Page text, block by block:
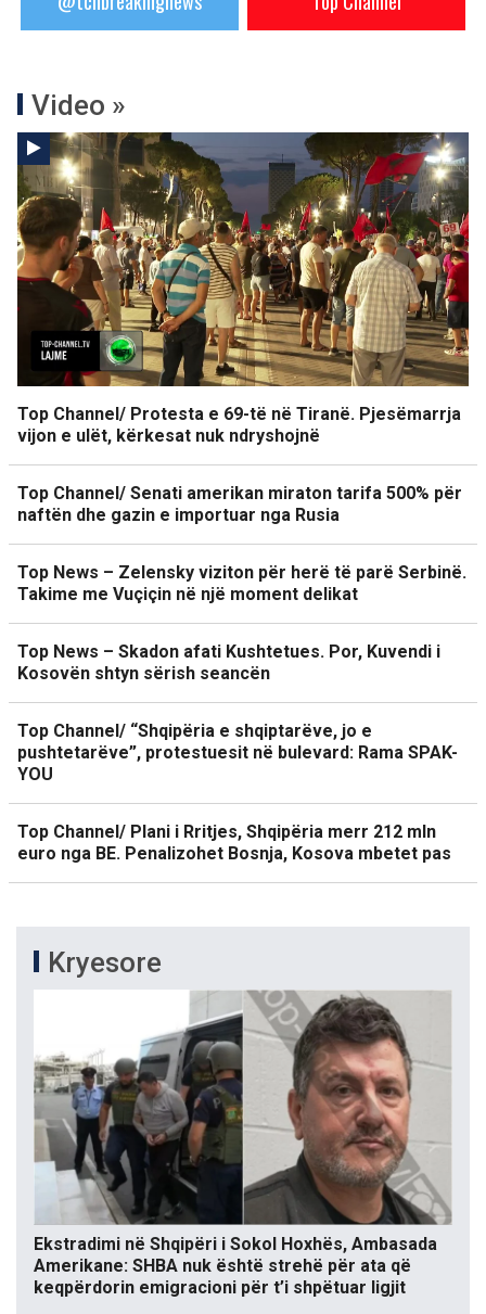
Video »
Top Channel/ Protesta e 69-të në Tiranë. Pjesëmarrja
vijon e ulët, kërkesat nuk ndryshojnë
Top Channel/ Senati amerikan miraton tarifa 500% për
naftën dhe gazin e importuar nga Rusia
Top News – Zelensky viziton për herë të parë Serbinë.
Takime me Vuçiçin në një moment delikat
Top News – Skadon afati Kushtetues. Por, Kuvendi i
Kosovën shtyn sërish seancën
Top Channel/ “Shqipëria e shqiptarëve, jo e
pushtetarëve”, protestuesit në bulevard: Rama SPAK-
YOU
Top Channel/ Plani i Rritjes, Shqipëria merr 212 mln
euro nga BE. Penalizohet Bosnja, Kosova mbetet pas
Kryesore
Ekstradimi në Shqipëri i Sokol Hoxhës, Ambasada
Amerikane: SHBA nuk është strehë për ata që
keqpërdorin emigracioni për t’i shpëtuar ligjit